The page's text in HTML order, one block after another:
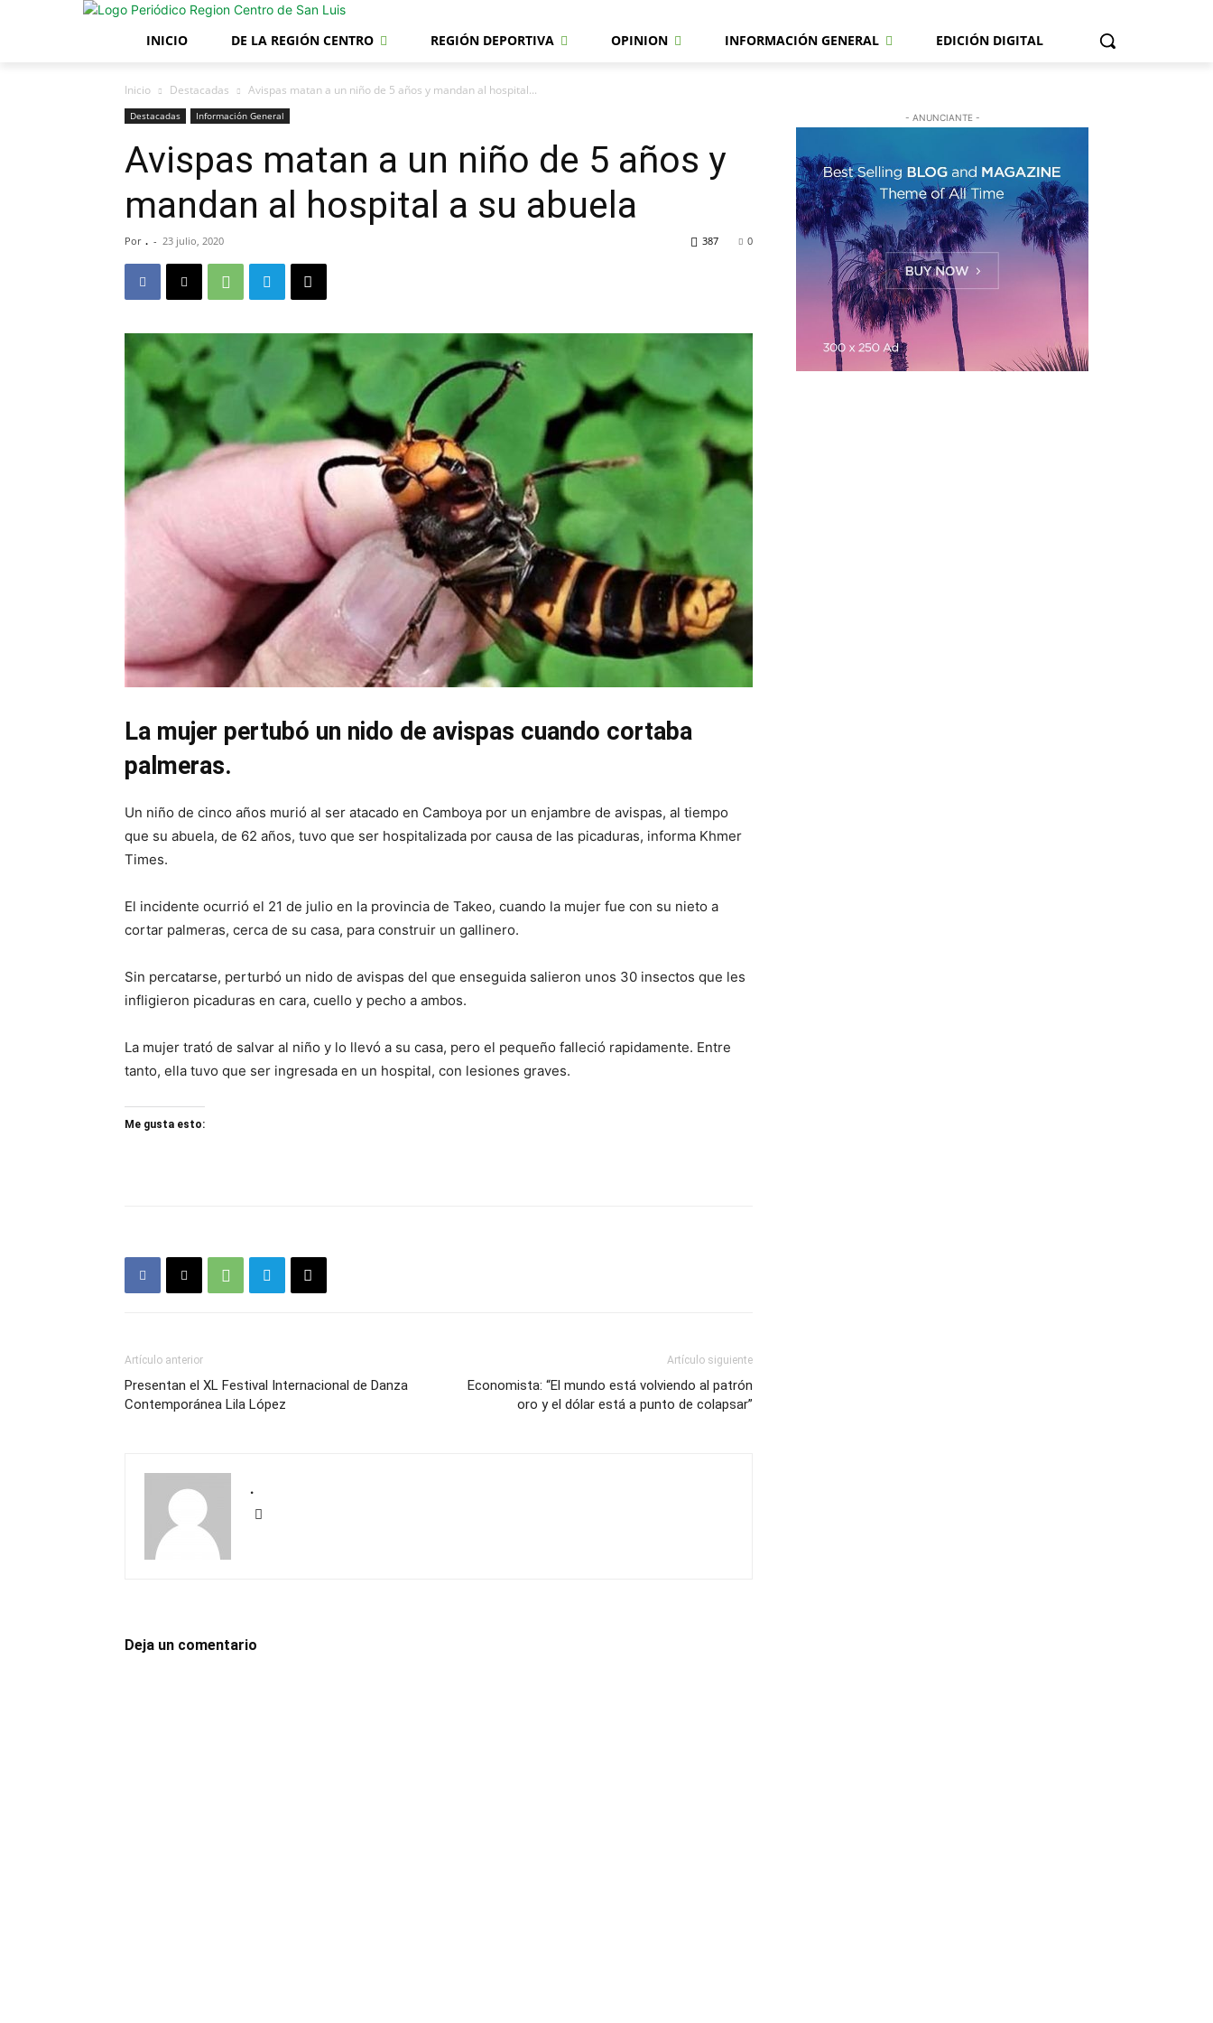
INICIO DE LA REGIÓN CENTRO REGIÓN DEPORTIVA OPINION INFORMACIÓN GENERAL EDICIÓN DIGITAL
Inicio Destacadas Avispas matan a un niño de 5 años y mandan al hospital...
Destacadas Información General
Avispas matan a un niño de 5 años y
mandan al hospital a su abuela
Por . - 23 julio, 2020 0
387
La mujer pertubó un nido de avispas cuando cortaba
palmeras.
Un niño de cinco años murió al ser atacado en Camboya por un enjambre de avispas, al tiempo
que su abuela, de 62 años, tuvo que ser hospitalizada por causa de las picaduras, informa Khmer
Times.
El incidente ocurrió el 21 de julio en la provincia de Takeo, cuando la mujer fue con su nieto a
cortar palmeras, cerca de su casa, para construir un gallinero.
Sin percatarse, perturbó un nido de avispas del que enseguida salieron unos 30 insectos que les
infligieron picaduras en cara, cuello y pecho a ambos.
La mujer trató de salvar al niño y lo llevó a su casa, pero el pequeño falleció rapidamente. Entre
tanto, ella tuvo que ser ingresada en un hospital, con lesiones graves.
Me gusta esto:
Artículo anterior
Presentan el XL Festival Internacional de Danza
Contemporánea Lila López
Artículo siguiente
Economista: “El mundo está volviendo al patrón
oro y el dólar está a punto de colapsar”
.
Deja un comentario
- ANUNCIANTE -